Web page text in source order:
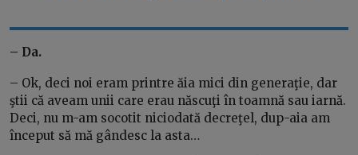
– Da.
– Ok, deci noi eram printre ăia mici din generaţie, dar
ştii că aveam unii care erau născuţi în toamnă sau iarnă.
Deci, nu m-am socotit niciodată decreţel, dup-aia am
început să mă gândesc la asta…